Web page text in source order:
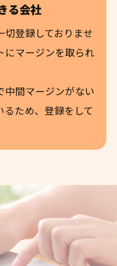
る会社
登録しておりませ
にマージンを取られ
中間マージンがない
ため、登録をして